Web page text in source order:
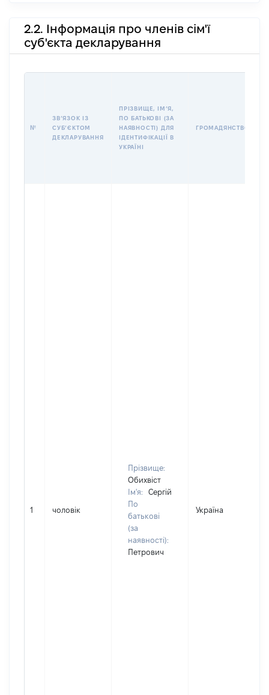
2.2. Інформація про членів сім'ї
суб'єкта декларування
№
ЗВʼЯЗОК ІЗ
СУБʼЄКТОМ
ДЕКЛАРУВАННЯ
ПРІЗВИЩЕ, ІМʼЯ,
ПО БАТЬКОВІ (ЗА
НАЯВНОСТІ) ДЛЯ
ІДЕНТИФІКАЦІЇ В
УКРАЇНІ
ГРОМАДЯНСТВО
1 чоловік
Прізвище:
Обихвіст
Ім'я:
Сергій
По
батькові
(за
наявності):
Петрович
Україна